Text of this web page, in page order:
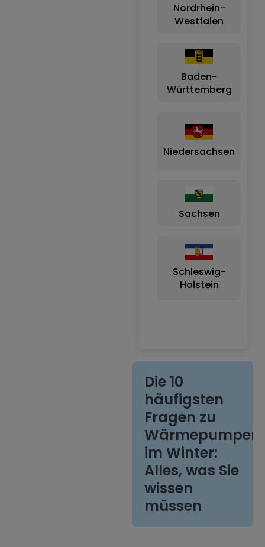
Nordrhein-
Westfalen
Baden-
Württemberg
Niedersachsen
Sachsen
Schleswig-
Holstein
Die 10
häufigsten
Fragen zu
Wärmepumpen
im Winter:
Alles, was Sie
wissen
müssen